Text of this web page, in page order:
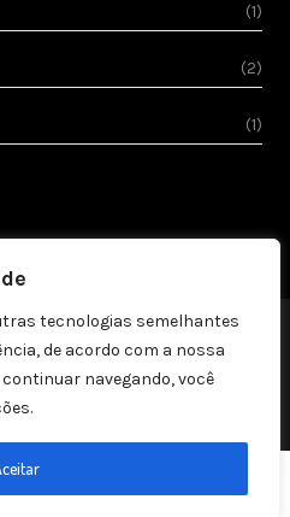
tecnologias semelhantes
de acordo com a nossa
continuar navegando, você
(1)
(2)
(1)
os direitos reservados!
privacidade